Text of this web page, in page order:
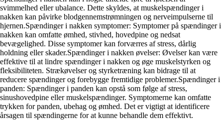
svimmelhed eller ubalance. Dette skyldes, at muskelspændinger i
nakken kan påvirke blodgennemstrømningen og nerveimpulserne til
hjernen.Spændinger i nakken symptomer: Symptomer på spændinger i
nakken kan omfatte ømhed, stivhed, hovedpine og nedsat
bevægelighed. Disse symptomer kan forværres af stress, dårlig
holdning eller skader.Spændinger i nakken øvelser: Øvelser kan være
effektive til at lindre spændinger i nakken og øge muskelstyrken og
fleksibiliteten. Strækøvelser og styrketræning kan bidrage til at
reducere spændinger og forebygge fremtidige problemer.Spændinger i
panden: Spændinger i panden kan opstå som følge af stress,
sinushovedpine eller muskelspændinger. Symptomerne kan omfatte
trykken for panden, ubehag og ømhed. Det er vigtigt at identificere
årsagen til spændingerne for at kunne behandle dem effektivt.